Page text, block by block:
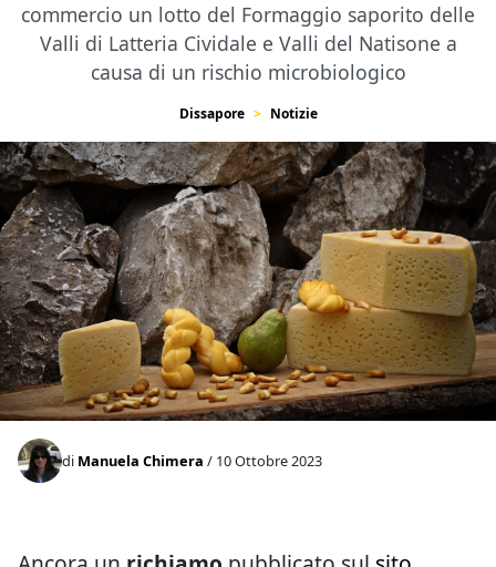
commercio un lotto del Formaggio saporito delle
Valli di Latteria Cividale e Valli del Natisone a
causa di un rischio microbiologico
Dissapore Notizie
di Manuela Chimera / 10 Ottobre 2023